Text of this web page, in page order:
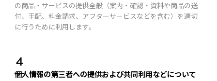
の商品・サービスの提供全般（案内・確認・資料や商品の送
付、手配、料金請求、アフターサービスなどを含む）を適切
に行うために利用します。
4
個人情報の第三者への提供および共同利用などについて